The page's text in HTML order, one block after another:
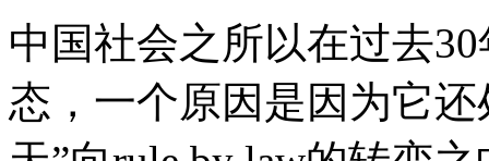
中国社会之所以在过去
态，一个原因是因为它